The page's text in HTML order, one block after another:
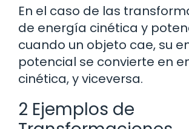
En el caso de las
de energía cinética y
cuando un objeto cae, su
potencial se convierte en
cinética, y viceversa.
2 Ejemplos de